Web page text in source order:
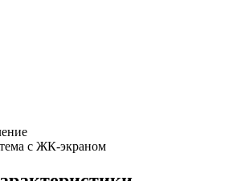
с ЖК-экраном